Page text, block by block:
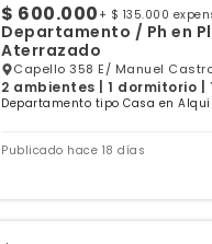
$ 600.000 + $ 135.000
Departamento / Ph en
Aterrazado
Capello 358 E/ Manuel
2 ambientes | 1 dormitorio |
Departamento tipo Casa en
Publicado hace 18 días